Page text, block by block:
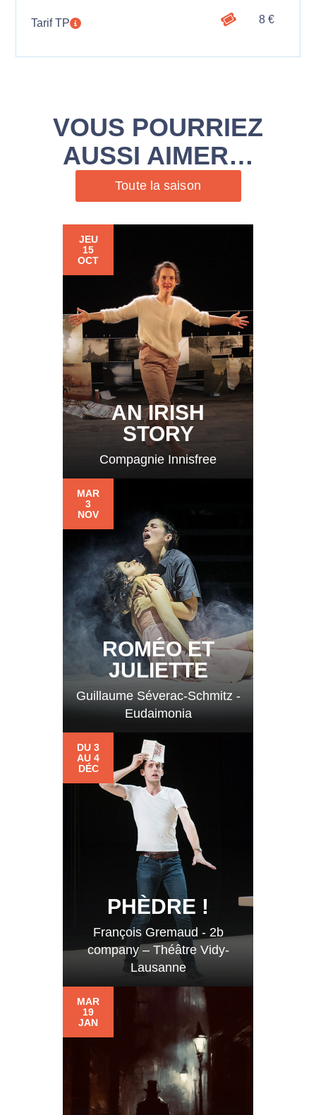
Tarif TP 8 €
VOUS POURRIEZ
AUSSI AIMER…
Toute la saison
JEU
15
OCT
AN IRISH
STORY
Compagnie Innisfree
MAR
3
NOV
ROMÉO ET
JULIETTE
Guillaume Séverac-Schmitz -
Eudaimonia
DU 3
AU 4
DÉC
PHÈDRE !
François Gremaud - 2b
company – Théâtre Vidy-
Lausanne
MAR
19
JAN